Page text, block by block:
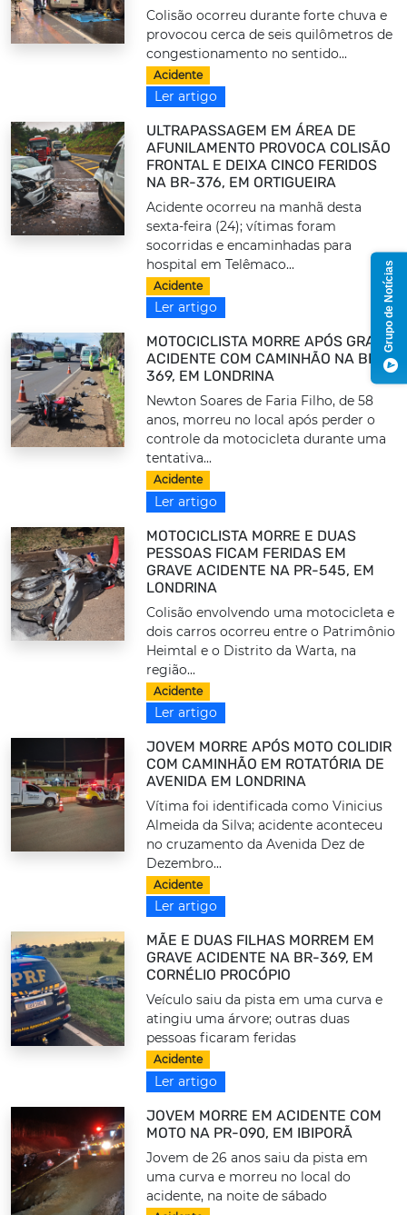
Colisão ocorreu durante forte chuva e
provocou cerca de seis quilômetros de
congestionamento no sentido...
Acidente
Ler artigo
ULTRAPASSAGEM EM ÁREA DE
AFUNILAMENTO PROVOCA COLISÃO
FRONTAL E DEIXA CINCO FERIDOS
NA BR-376, EM ORTIGUEIRA
Acidente ocorreu na manhã desta
sexta-feira (24); vítimas foram
socorridas e encaminhadas para
hospital em Telêmaco...
Acidente
Ler artigo
MOTOCICLISTA MORRE APÓS GRAVE
ACIDENTE COM CAMINHÃO NA BR-
369, EM LONDRINA
Newton Soares de Faria Filho, de 58
anos, morreu no local após perder o
controle da motocicleta durante uma
tentativa...
Acidente
Ler artigo
MOTOCICLISTA MORRE E DUAS
PESSOAS FICAM FERIDAS EM
GRAVE ACIDENTE NA PR-545, EM
LONDRINA
Colisão envolvendo uma motocicleta e
dois carros ocorreu entre o Patrimônio
Heimtal e o Distrito da Warta, na
região...
Acidente
Ler artigo
JOVEM MORRE APÓS MOTO COLIDIR
COM CAMINHÃO EM ROTATÓRIA DE
AVENIDA EM LONDRINA
Vítima foi identificada como Vinicius
Almeida da Silva; acidente aconteceu
no cruzamento da Avenida Dez de
Dezembro...
Acidente
Ler artigo
MÃE E DUAS FILHAS MORREM EM
GRAVE ACIDENTE NA BR-369, EM
CORNÉLIO PROCÓPIO
Veículo saiu da pista em uma curva e
atingiu uma árvore; outras duas
pessoas ficaram feridas
Acidente
Ler artigo
JOVEM MORRE EM ACIDENTE COM
MOTO NA PR-090, EM IBIPORÃ
Jovem de 26 anos saiu da pista em
uma curva e morreu no local do
acidente, na noite de sábado
Grupo de Notícias